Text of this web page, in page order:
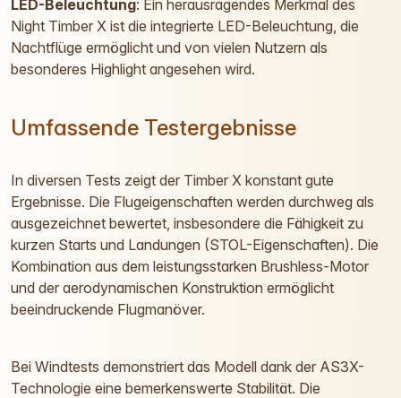
LED-Beleuchtung: Ein herausragendes Merkmal des
Night Timber X ist die integrierte LED-Beleuchtung, die
Nachtflüge ermöglicht und von vielen Nutzern als
besonderes Highlight angesehen wird.
Umfassende Testergebnisse
In diversen Tests zeigt der Timber X konstant gute
Ergebnisse. Die Flugeigenschaften werden durchweg als
ausgezeichnet bewertet, insbesondere die Fähigkeit zu
kurzen Starts und Landungen (STOL-Eigenschaften). Die
Kombination aus dem leistungsstarken Brushless-Motor
und der aerodynamischen Konstruktion ermöglicht
beeindruckende Flugmanöver.
Bei Windtests demonstriert das Modell dank der AS3X-
Technologie eine bemerkenswerte Stabilität. Die